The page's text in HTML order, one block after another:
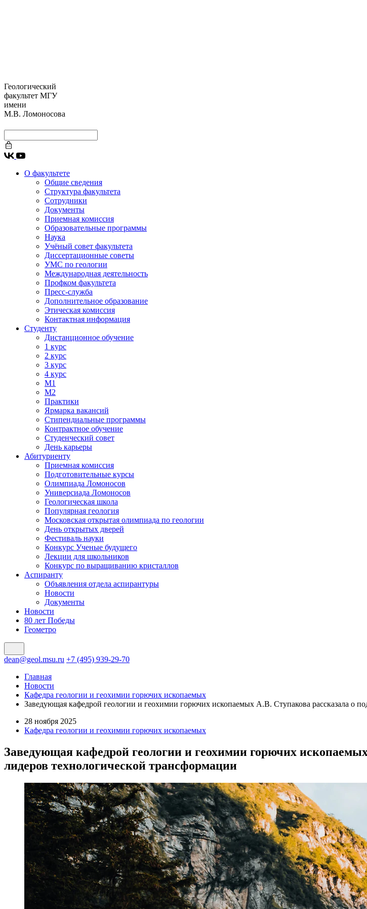
Геологический
факультет МГУ
имени
М.В. Ломоносова
О факультете
Общие сведения
Структура факультета
Сотрудники
Документы
Приемная комиссия
Образовательные программы
Наука
Учёный совет факультета
Диссертационные советы
УМС по геологии
Международная деятельность
Профком факультета
Пресс-служба
Дополнительное образование
Этическая комиссия
Контактная информация
Студенту
Дистанционное обучение
1 курс
2 курс
3 курс
4 курс
М1
М2
Практики
Ярмарка вакансий
Стипендиальные программы
Контрактное обучение
Студенческий совет
День карьеры
Абитуриенту
Приемная комиссия
Подготовительные курсы
Олимпиада Ломоносов
Универсиада Ломоносов
Геологическая школа
Популярная геология
Московская открытая олимпиада по геологии
День открытых дверей
Фестиваль науки
Конкурс Ученые будущего
Лекции для школьников
Конкурс по выращиванию кристаллов
Аспиранту
Объявления отдела аспирантуры
Новости
Документы
Новости
80 лет Победы
Геометро
dean@geol.msu.ru +7 (495) 939-29-70
Главная
Новости
Кафедра геологии и геохимии горючих ископаемых
Заведующая кафедрой геологии и геохимии горючих ископаемых А.В. Ступакова рассказала о
28 ноября 2025
Кафедра геологии и геохимии горючих ископаемых
Заведующая кафедрой геологии и геохимии горючих
лидеров технологической трансформации